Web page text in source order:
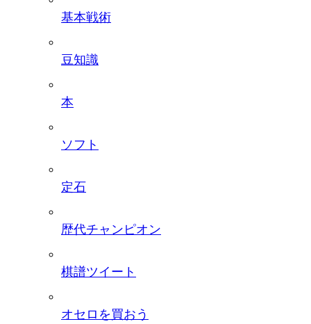
基本戦術
豆知識
本
ソフト
定石
歴代チャンピオン
棋譜ツイート
オセロを買おう